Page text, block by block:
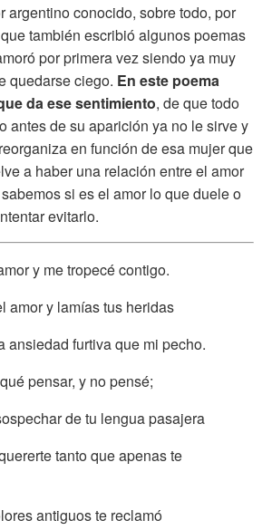
argentino conocido, sobre todo, por
también escribió algunos poemas
por primera vez siendo ya muy
quedarse ciego. En este poema
da ese sentimiento, de que todo
antes de su aparición ya no le sirve y
en función de esa mujer que
a haber una relación entre el amor
si es el amor lo que duele o
evitarlo.
y me tropecé contigo.
amor y lamías tus heridas
ansiedad furtiva que mi pecho.
pensar, y no pensé;
de tu lengua pasajera
tanto que apenas te
antiguos te reclamó